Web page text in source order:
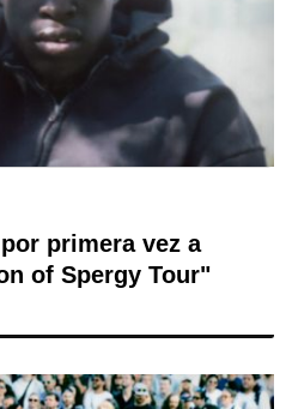
primera vez a
of Spergy Tour"